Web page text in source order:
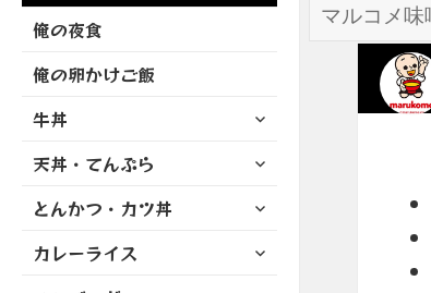
俺の夜食
俺の卵かけご飯
牛丼
サ
メ
ュ
を
天丼・てんぷら
サ
メ
ュ
とんかつ・カツ丼
サ
メ
カレーライス
サ